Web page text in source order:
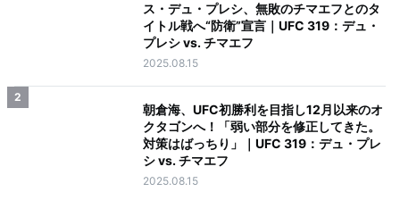
ス・デュ・プレシ、無敗のチマエフとのタ
イトル戦へ“防衛”宣言｜UFC 319：デュ・
プレシ vs. チマエフ
2025.08.15
2
朝倉海、UFC初勝利を目指し12月以来のオ
クタゴンへ！「弱い部分を修正してきた。
対策はばっちり」｜UFC 319：デュ・プレ
シ vs. チマエフ
2025.08.15